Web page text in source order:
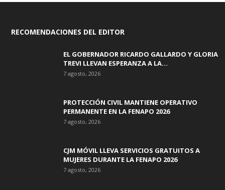
RECOMENDACIONES DEL EDITOR
EL GOBERNADOR RICARDO GALLARDO Y GLORIA
TREVI LLEVAN ESPERANZA A LA...
7 agosto, 2026
PROTECCIÓN CIVIL MANTIENE OPERATIVO
PERMANENTE EN LA FENAPO 2026
7 agosto, 2026
CJM MÓVIL LLEVA SERVICIOS GRATUITOS A
MUJERES DURANTE LA FENAPO 2026
7 agosto, 2026